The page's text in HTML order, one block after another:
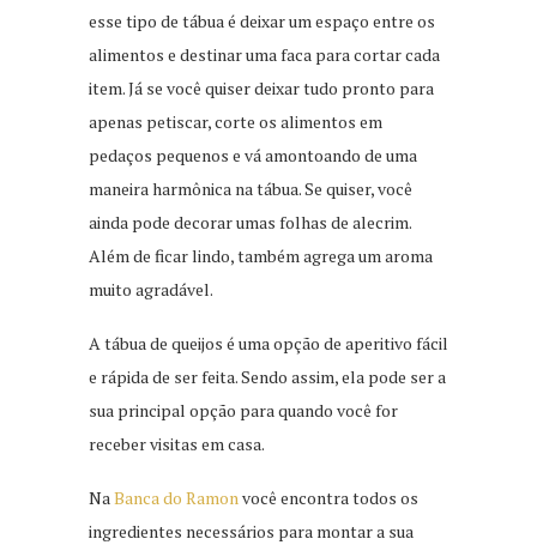
esse tipo de tábua é deixar um espaço entre os
alimentos e destinar uma faca para cortar cada
item. Já se você quiser deixar tudo pronto para
apenas petiscar, corte os alimentos em
pedaços pequenos e vá amontoando de uma
maneira harmônica na tábua. Se quiser, você
ainda pode decorar umas folhas de alecrim.
Além de ficar lindo, também agrega um aroma
muito agradável.
A tábua de queijos é uma opção de aperitivo fácil
e rápida de ser feita. Sendo assim, ela pode ser a
sua principal opção para quando você for
receber visitas em casa.
NaBanca do Ramonvocê encontra todos os
ingredientes necessários para montar a sua